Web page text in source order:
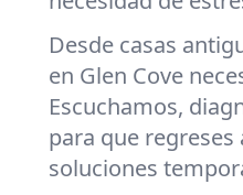
Desde casas
en Glen Cove
Escuchamos,
para que
soluciones